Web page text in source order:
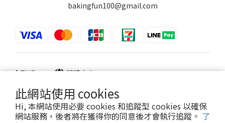
此網站使用 cookies
Hi, 本網站使用必要 cookies 和追蹤型 cookies 以確保
網站服務，後者將在獲得你的同意後才會執行追蹤。 了
bakingfun100@gmail.com
$TWD 繁體中文